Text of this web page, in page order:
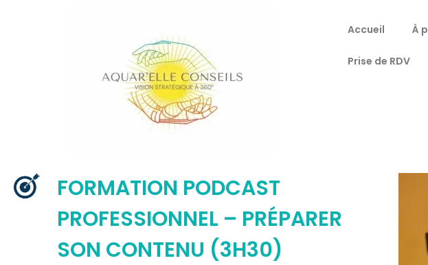
Accueil À
Prise de RDV
FORMATION PODCAST
PROFESSIONNEL – PRÉPARER
SON CONTENU (3H30)